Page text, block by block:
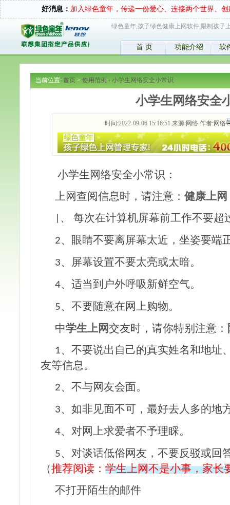
好消息： 加入绿色童年，传递一份爱心、连接两个世界、
绿色童年,孩子绿色健康上网软件,限制孩子
首 页 功能介绍 软
当前位置: 首页> 使用范例 - 小学生网络安全小常识
小学生网络安全
时间:2022-09-06 15:16:51 来源:网络作者:网络
小学生网络安全小常识：
上网查阅信息时，请注意： 健康上网
、 每次在计算机屏幕前工作不要超
2、眼睛不要离屏幕太近，坐姿要端
3、屏幕设置不要太亮或太暗。
4、适当到户外呼吸新鲜空气。
5、不要随意在网上购物。
中学生上网交友时，请你特别注意：
1、不要说出自己的真实姓名和地址
友等信息。
2、不与网友会面。
3、如非见面不可，最好去人多的地
4、对网上求爱者不予理睬。
5、对谈话低俗网友，不要反驳或回
（推荐阅读： 学生上网不是小事，家长
不打开陌生的邮件